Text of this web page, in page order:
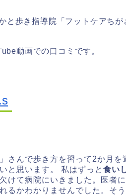
と歩き指導院「フットケアちが
動画での口コミです。
さんで歩き方を習って2か月
と思います。
私はずっと 食い
けて病院にいきました。医者
るかわかりませんでした。そ